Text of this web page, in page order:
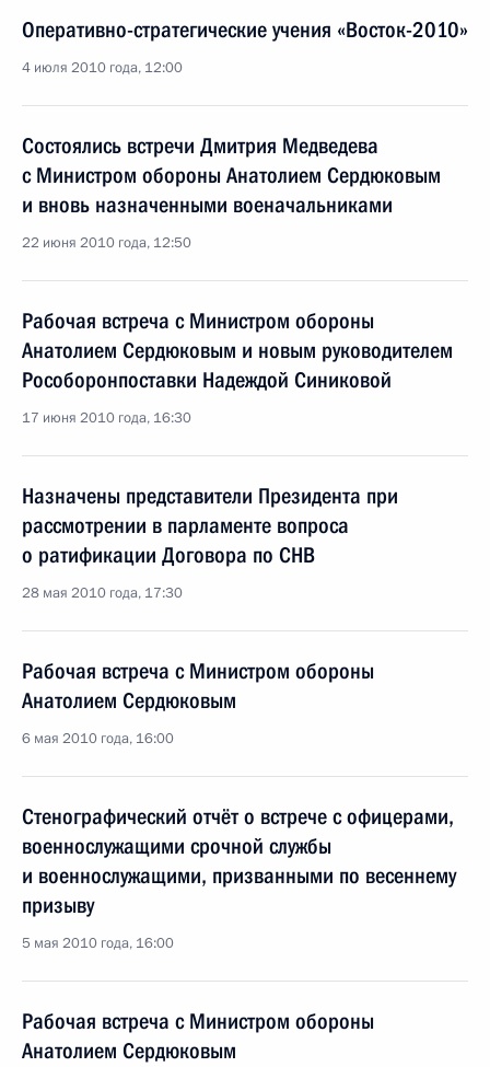
Оперативно-стратегические учения «Восток-2010»
4 июля 2010 года, 12:00
Состоялись встречи Дмитрия Медведева
с Министром обороны Анатолием Сердюковым
и вновь назначенными военачальниками
22 июня 2010 года, 12:50
Рабочая встреча с Министром обороны
Анатолием Сердюковым и новым руководителем
Рособоронпоставки Надеждой Синиковой
17 июня 2010 года, 16:30
Назначены представители Президента при
рассмотрении в парламенте вопроса
о ратификации Договора по СНВ
28 мая 2010 года, 17:30
Рабочая встреча с Министром обороны
Анатолием Сердюковым
6 мая 2010 года, 16:00
Стенографический отчёт о встрече с офицерами,
военнослужащими срочной службы
и военнослужащими, призванными по весеннему
призыву
5 мая 2010 года, 16:00
Рабочая встреча с Министром обороны
Анатолием Сердюковым